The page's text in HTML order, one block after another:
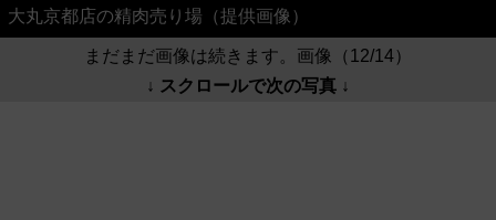
大丸京都店の精肉売り場（提供画像）
まだまだ画像は続きます。画像（12/14）
↓ スクロールで次の写真 ↓